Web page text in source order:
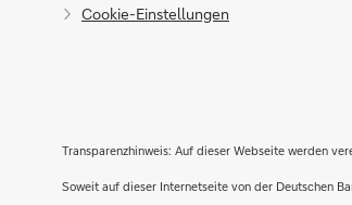
Cookie-Einstellungen
Transparenzhinweis: Auf dieser Webseite werden
Soweit auf dieser Internetseite von der Deutschen